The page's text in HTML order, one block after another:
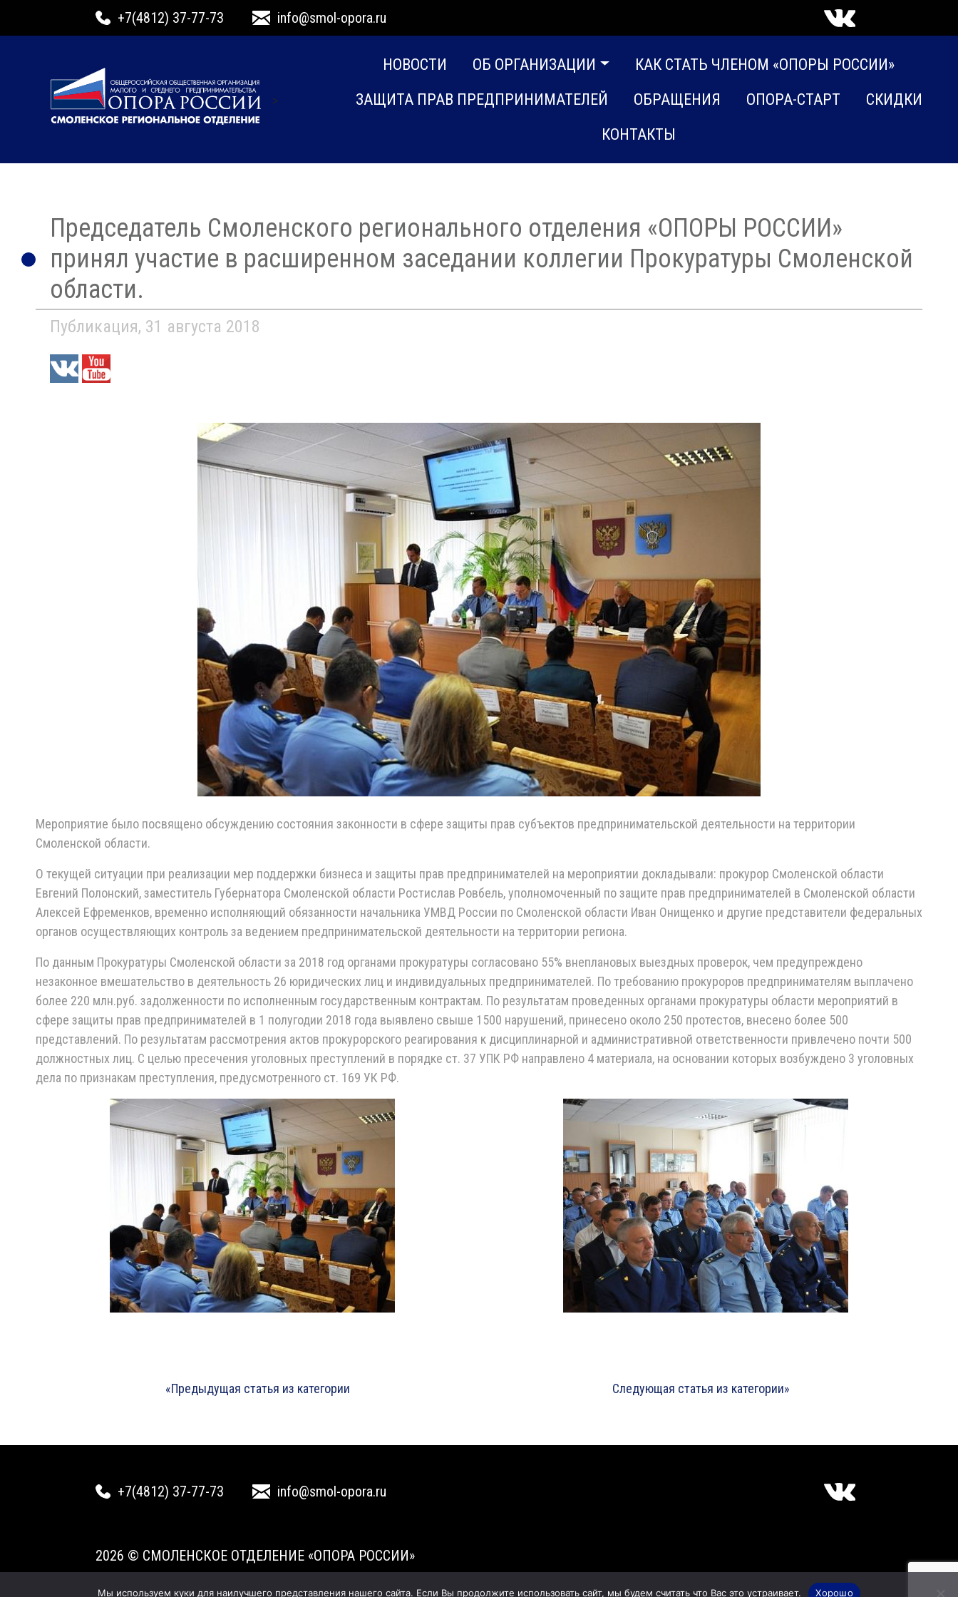
+7(4812) 37-77-73 info@smol-opora.ru
>
НОВОСТИ ОБ ОРГАНИЗАЦИИ
КАК СТАТЬ ЧЛЕНОМ «ОПОРЫ РОССИИ»
ЗАЩИТА ПРАВ ПРЕДПРИНИМАТЕЛЕЙ
ОБРАЩЕНИЯ ОПОРА-СТАРТ
СКИДКИ
КОНТАКТЫ
Председатель Смоленского регионального отделения «ОПОРЫ РОССИИ»
принял участие в расширенном заседании коллегии Прокуратуры Смоленской
области.
Публикация, 31 августа 2018
Мероприятие было посвящено обсуждению состояния законности в сфере защиты прав субъектов предпринимательской деятельности на территории
Смоленской области.
О текущей ситуации при реализации мер поддержки бизнеса и защиты прав предпринимателей на мероприятии докладывали: прокурор Смоленской области
Евгений Полонский, заместитель Губернатора Смоленской области Ростислав Ровбель, уполномоченный по защите прав предпринимателей в Смоленской области
Алексей Ефременков, временно исполняющий обязанности начальника УМВД России по Смоленской области Иван Онищенко и другие представители федеральных
органов осуществляющих контроль за ведением предпринимательской деятельности на территории региона.
По данным Прокуратуры Смоленской области за 2018 год органами прокуратуры согласовано 55% внеплановых выездных проверок, чем предупреждено
незаконное вмешательство в деятельность 26 юридических лиц и индивидуальных предпринимателей. По требованию прокуроров предпринимателям выплачено
более 220 млн.руб. задолженности по исполненным государственным контрактам. По результатам проведенных органами прокуратуры области мероприятий в
сфере защиты прав предпринимателей в 1 полугодии 2018 года выявлено свыше 1500 нарушений, принесено около 250 протестов, внесено более 500
представлений. По результатам рассмотрения актов прокурорского реагирования к дисциплинарной и административной ответственности привлечено почти 500
должностных лиц. С целью пресечения уголовных преступлений в порядке ст. 37 УПК РФ направлено 4 материала, на основании которых возбуждено 3 уголовных
дела по признакам преступления, предусмотренного ст. 169 УК РФ.
«Предыдущая статья из категории Следующая статья из категории»
Мы используем куки для наилучшего представления нашего сайта. Если Вы продолжите использовать сайт, мы будем считать что Вас это устраивает. Хорошо
+7(4812) 37-77-73 info@smol-opora.ru
2026 © СМОЛЕНСКОЕ ОТДЕЛЕНИЕ «ОПОРА РОССИИ»